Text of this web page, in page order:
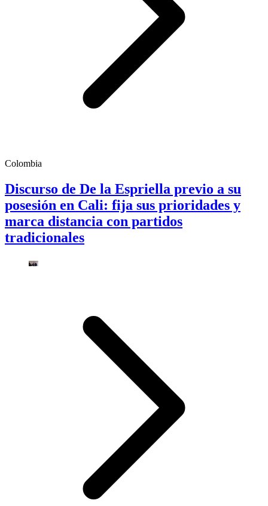
Colombia
Discurso de De la Espriella previo a su
posesión en Cali: fija sus prioridades y
marca distancia con partidos
tradicionales